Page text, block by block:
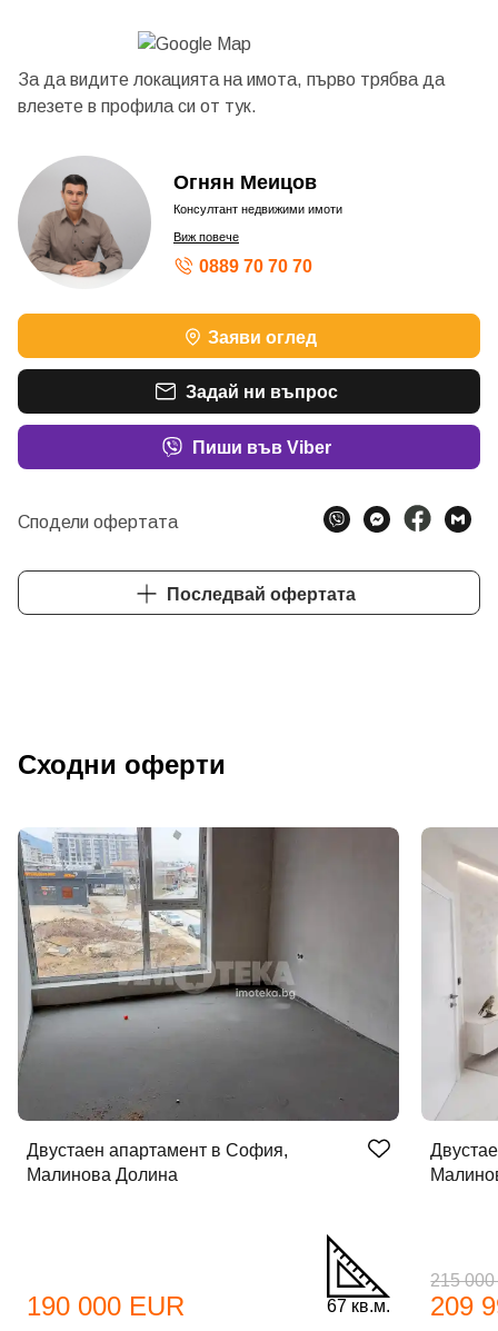
За да видите локацията на имота, първо трябва да
влезете в профила си от тук.
Огнян Меицов
Консултант недвижими имоти
Виж повече
0889 70 70 70
Заяви оглед
Задай ни въпрос
Пиши във Viber
Сподели офертата
Последвай офертата
Сходни оферти
Двустаен апартамент в София,
Малинова Долина
190 000 EUR 67 кв.м.
215
209